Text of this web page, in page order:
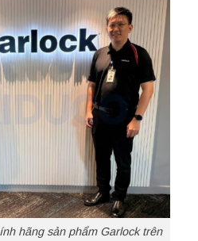
hãng sản phẩm Garlock trên